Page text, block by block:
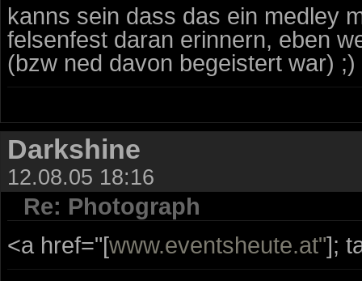
kanns sein dass das ein medley
felsenfest daran erinnern, eben
(bzw ned davon begeistert war) ;)
Darkshine
12.08.05 18:16
Re: Photograph
<a href="[www.eventsheute.at"];